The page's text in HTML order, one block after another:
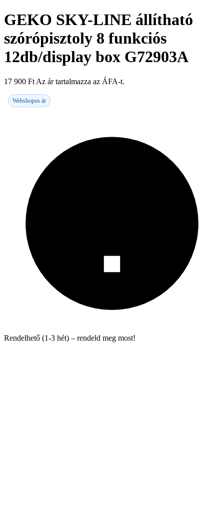
GEKO SKY-LINE állítható
szórópisztoly 8 funkciós
12db/display box G72903A
17 900 Ft Az ár tartalmazza az ÁFA-t.
Webshopos ár
Rendelhető (1-3 hét) – rendeld meg most!